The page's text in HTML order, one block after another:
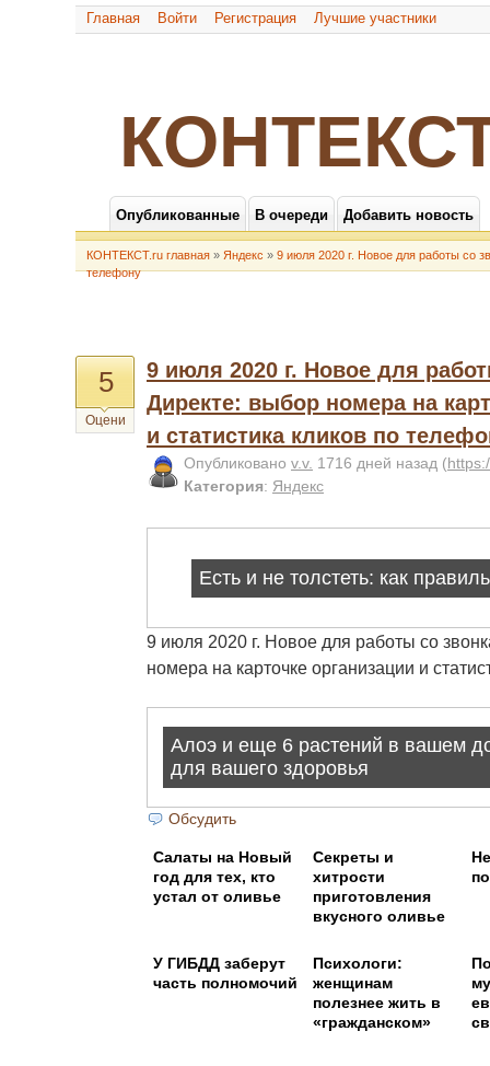
Главная Войти Регистрация Лучшие участники
Опубликованные В очереди Добавить новость
КОНТЕКСТ.ru главная » Яндекс » 9 июля 2020 г. Новое для работы со
телефону
5
Оцени
9 июля 2020 г. Новое для
Директе: выбор номера на
и статистика кликов по
Опубликовано v.v. 1716 дней назад (
Категория: Яндекс
9 июля 2020 г. Новое для работы со
номера на карточке организации и
Обсудить
Салаты на Новый
год для тех, кто
устал от оливье
Секреты и
хитрости
приготовления
вкусного оливье
У ГИБДД заберут
часть полномочий
Психологи:
женщинам
полезнее жить в
«гражданском»